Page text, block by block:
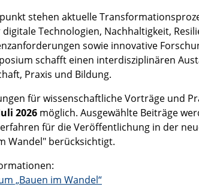
stehen aktuelle
Technologien, Nachhaltigkeit,
sowie innovative
schafft einen interdisziplinären
Praxis und Bildung.
für wissenschaftliche Vorträge und
2026 möglich. Ausgewählte Beiträge
für die Veröffentlichung in der
Wandel" berücksichtigt.
„Bauen im Wandel“